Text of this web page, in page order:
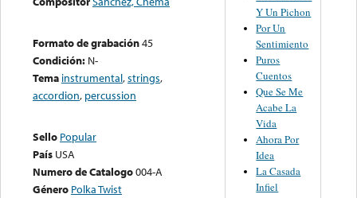
Formato de grabación45
Condición: N-
Tema instrumental,strings,
accordion, percussion
Sello Popular
País USA
Numero de Catalogo004-A
Género Polka Twist
Y Un Pichon
Por Un
Sentimiento
Puros
Cuentos
Que Se Me
Acabe La
Vida
Ahora Por
Idea
La Casada
Infiel